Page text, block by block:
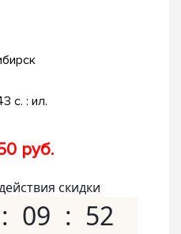
с. : ил.
руб.
скидки
09 51